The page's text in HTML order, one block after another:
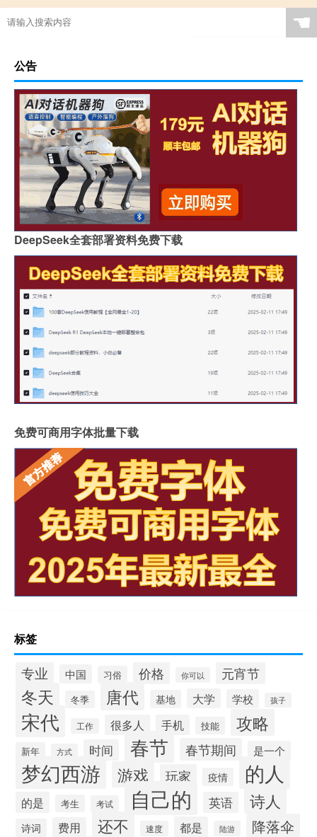
☚
公告
DeepSeek全套部署资料免费下载
免费可商用字体批量下载
标签
专业 中国 习俗 价格 你可以 元宵节
冬天 冬季 唐代 基地 大学 学校 孩子
宋代 工作 很多人 手机 技能 攻略
新年 方式 时间 春节 春节期间 是一个
梦幻西游 游戏 玩家 疫情 的人
的是 考生 考试 自己的 英语 诗人
诗词 费用 还不 速度 都是 陆游 降落伞